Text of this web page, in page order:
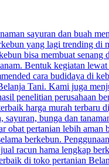
sayuran dan buah
yang lagi trending di
bisa membuat
Bentuk kegiatan
cara budidaya di
Tani. Kami juga
penelitian perusahaan
harga murah terbaru
sayuran, bunga dan
obat pertanian lebih aman
berkebun.
racun hama lengkap
di toko pertanian